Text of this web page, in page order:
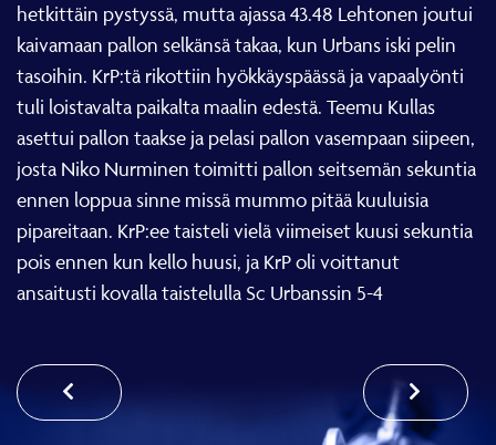
hetkittäin pystyssä, mutta ajassa 43.48 Lehtonen joutui
kaivamaan pallon selkänsä takaa, kun Urbans iski pelin
tasoihin. KrP:tä rikottiin hyökkäyspäässä ja vapaalyönti
tuli loistavalta paikalta maalin edestä. Teemu Kullas
asettui pallon taakse ja pelasi pallon vasempaan siipeen,
josta Niko Nurminen toimitti pallon seitsemän sekuntia
ennen loppua sinne missä mummo pitää kuuluisia
pipareitaan. KrP:ee taisteli vielä viimeiset kuusi sekuntia
pois ennen kun kello huusi, ja KrP oli voittanut
ansaitusti kovalla taistelulla Sc Urbanssin 5-4